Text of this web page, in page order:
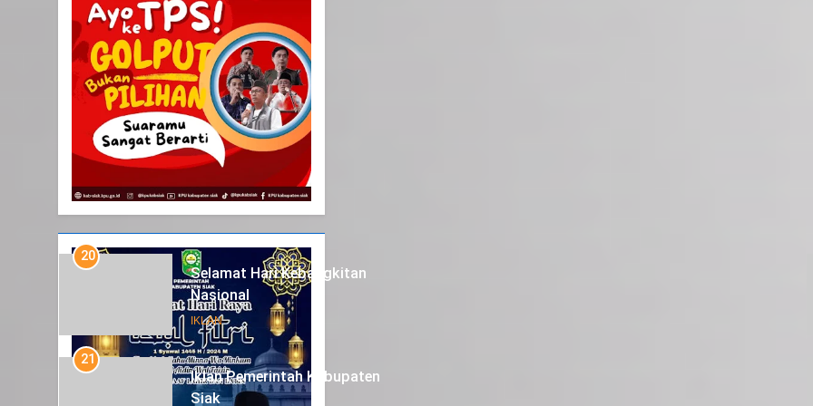
20
Selamat Hari Kebangkitan
Nasional
21
Iklan Pemerintah Kabupaten
Siak
IKLAN
22
NORMAN SILITONGA CALEG
DPRD PROVINSI DKI JAKARTA